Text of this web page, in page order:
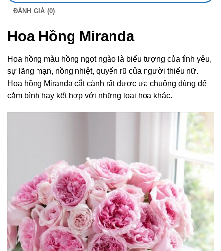
ĐÁNH GIÁ (0)
Hoa Hồng Miranda
Hoa hồng màu hồng ngọt ngào là biểu tượng của tình yêu,
sự lãng mạn, nồng nhiệt, quyến rũ của người thiếu nữ.
Hoa hồng Miranda cắt cành rất được ưa chuộng dùng để
cắm bình hay kết hợp với những loại hoa khác.